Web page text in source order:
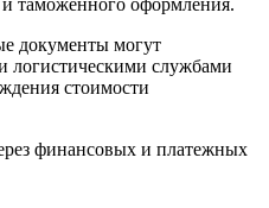
таможенного оформления.
документы могут
логистическими службами
стоимости
финансовых и платежных